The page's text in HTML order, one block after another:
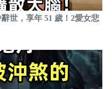
世，享年 51 歲！2愛女悲